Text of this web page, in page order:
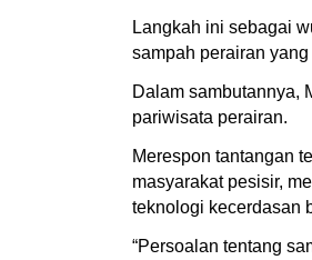
Langkah ini sebagai
sampah perairan
Dalam sambutannya,
pariwisata perairan.
Merespon tantangan
masyarakat pesisir,
teknologi kecerdasan
“Persoalan tentang